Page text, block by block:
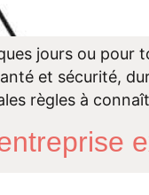
jours ou pour
et sécurité,
règles à